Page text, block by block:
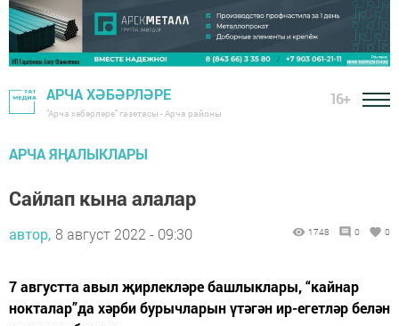
АРЧА ХӘБӘРЛӘРЕ
"Арча хәбәрләре" газетасы - Арча районы
16+
АРЧА ЯҢАЛЫКЛАРЫ
Сайлап кына алалар
автор, 8 август 2022 - 09:30 1748 0 0
7 августта авыл җирлекләре башлыклары, “кайнар
нокталар”да хәрби бурычларын үтәгән ир-егетләр белән